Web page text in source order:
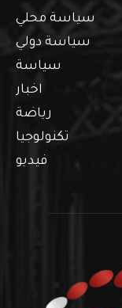
سياسة محلي
سياسة دولي
سياسة
اخبار
رياضة
تكنولوجيا
فيديو